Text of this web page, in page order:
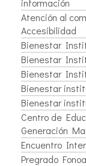
información
Atención al
Accesibilidad
Bienestar
Bienestar
Bienestar
Bienestar
Bienestar
Centro de
Generación
Encuentro
Pregrado